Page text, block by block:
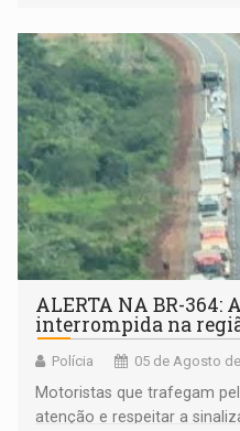
ALERTA NA BR-364:
interrompida na
Polícia 05 de Agosto
​Motoristas que trafegam
atenção e respeitar a